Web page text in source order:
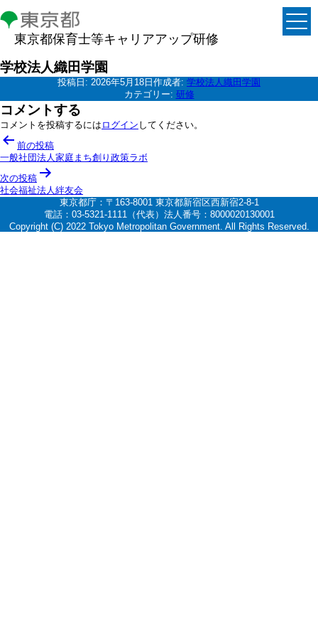
東京都保育士等キャリアアップ研修
学校法人織田学園
投稿日: 2026年5月18日 作成者: 学校法人織田学園
カテゴリー: 研修
コメントする
コメントを投稿するには ログイン してください。
投
稿
ナ
ビ
ー
前の投稿
一般社団法人家庭まち創り政策ラボ
次の投稿
社会福祉法人絆友会
東京都庁：〒163-8001 東京都新宿区西新宿2-8-1
電話：03-5321-1111（代表）法人番号：8000020130001
Copyright (C) 2022 Tokyo Metropolitan Government. All Rights Reserved.